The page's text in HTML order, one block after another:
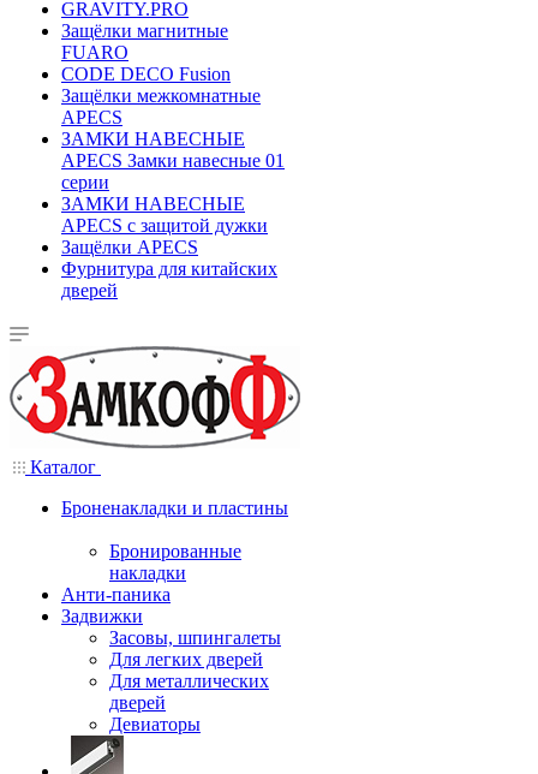
GRAVITY.PRO
Защёлки магнитные
FUARO
CODE DECO Fusion
Защёлки межкомнатные
APECS
ЗАМКИ НАВЕСНЫЕ
APECS Замки навесные 01
серии
ЗАМКИ НАВЕСНЫЕ
APECS с защитой дужки
Защёлки APECS
Фурнитура для китайских
дверей
Каталог
Броненакладки и пластины
Бронированные
накладки
Анти-паника
Задвижки
Засовы, шпингалеты
Для легких дверей
Для металлических
дверей
Девиаторы